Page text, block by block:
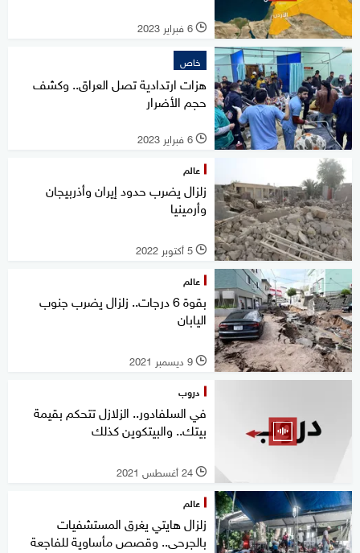
l 6 فبراير 2023
خاص
هزات ارتدادية تصل العراق.. وكشف
حجم الأضرار
l 6 فبراير 2023
عالم
زلزال يضرب حدود إيران وأذربيجان
وأرمينيا
l 5 أكتوبر 2022
عالم
بقوة 6 درجات.. زلزال يضرب جنوب
اليابان
l 9 ديسمبر 2021
دروب
في السلفادور.. الزلازل تتحكم بقيمة
بيتك.. والبيتكوين كذلك
l 24 أغسطس 2021
عالم
زلزال هايتي يغرق المستشفيات
بالجرحى.. وقصص مأساوية للفاجعة